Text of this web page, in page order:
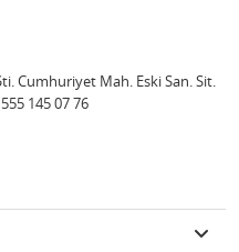
Cumhuriyet Mah. Eski San. Sit.
145 07 76